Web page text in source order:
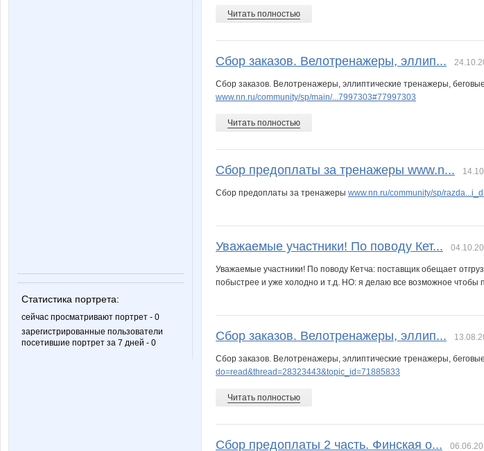
Статистика портрета:
сейчас просматривают портрет - 0
зарегистрированные пользователи
посетившие портрет за 7 дней - 0
Читать полностью
Сбор заказов. Велотренажеры, эллип...
Сбор заказов. Велотренажеры, эллиптические тренажеры,
www.nn.ru/community/sp/main/...7997303#77997303
Читать полностью
Сбор предоплаты за тренажеры www.n...
Сбор предоплаты за тренажеры www.nn.ru/community/sp/
Уважаемые участники! По поводу Кет...
Уважаемые участники! По поводу Кетча: поставщик обещает
побыстрее и уже холодно и т.д. НО: я делаю все возможное чтобы
Сбор заказов. Велотренажеры, эллип...
Сбор заказов. Велотренажеры, эллиптические тренажеры,
do=read&thread=28323443&topic_id=71885833
Читать полностью
Сбор предоплаты 2 часть. Финская о...